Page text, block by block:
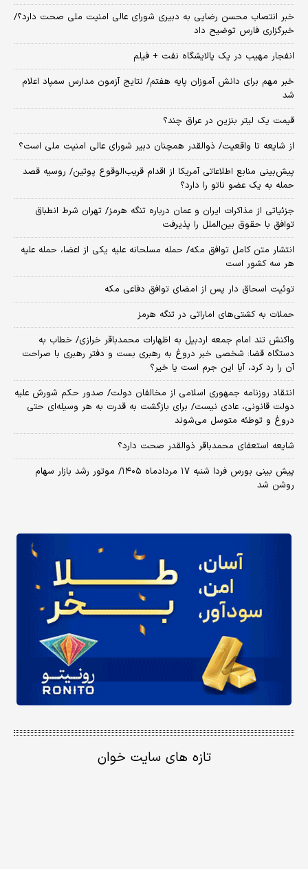
خبر انتصاب محسن رضایی به دبیری شورای عالی امنیت ملی صحت دارد؟/
خبرگزاری فارس توضیح داد
انفجار مهیب در یک پالایشگاه نفت + فیلم
خبر مهم برای دانش آموزان پایه هفتم/ نتایج آزمون مدارس سمپاد اعلام
شد
قیمت یک لیتر بنزین در عراق چند؟
از شایعه تا واقعیت/ ذوالقدر همچنان دبیر شورای ‌عالی امنیت ملی است؟
پیش‌بینی منابع اطلاعاتی آمریکا از اقدام قریب‌الوقوع پوتین/ روسیه قصد
حمله به یک عضو ناتو را دارد؟
جزئیاتی از مذاکرات ایران و عمان درباره تنگه هرمز/ تهران شرط انطباق
توافق با حقوق بین‌الملل را پذیرفت
انتشار متن کامل توافق مکه/ حمله مسلحانه علیه یکی از اعضا، حمله علیه
هر سه کشور است
توئیت اسحاق دار پس از امضای توافق دفاعی مکه
حملات به کشتی‌های اماراتی در تنگه هرمز
واکنش تند امام جمعه اردبیل به اظهارات محمدباقر خرازی/ خطاب به
دستگاه قضا: شخصی خبر دروغ به رهبری بست و دفتر رهبری با صراحت
آن را رد کرد، آیا این جرم است یا خیر؟
انتقاد روزنامه جمهوری اسلامی از مخالفان دولت/ صدور حکم شورش علیه
دولت قانونی، عادی نیست/ برای بازگشت به قدرت به هر وسیله‌ای حتی
دروغ و توطئه متوسل می‌شوند
شایعه استعفای محمدباقر ذوالقدر صحت دارد؟
پیش بینی بورس فردا شنبه ۱۷ مردادماه ۱۴۰۵/ موتور رشد بازار سهام
روشن شد
تازه های سایت خوان